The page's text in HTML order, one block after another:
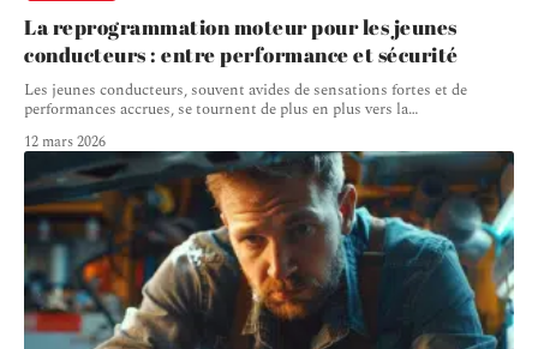
La reprogrammation moteur pour les jeunes
conducteurs : entre performance et sécurité
Les jeunes conducteurs, souvent avides de sensations fortes et de
performances accrues, se tournent de plus en plus vers la…
12 mars 2026